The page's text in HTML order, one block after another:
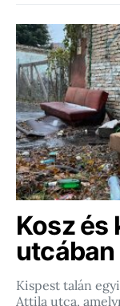
Kosz és
utcában
Kispest talán
Attila utca,